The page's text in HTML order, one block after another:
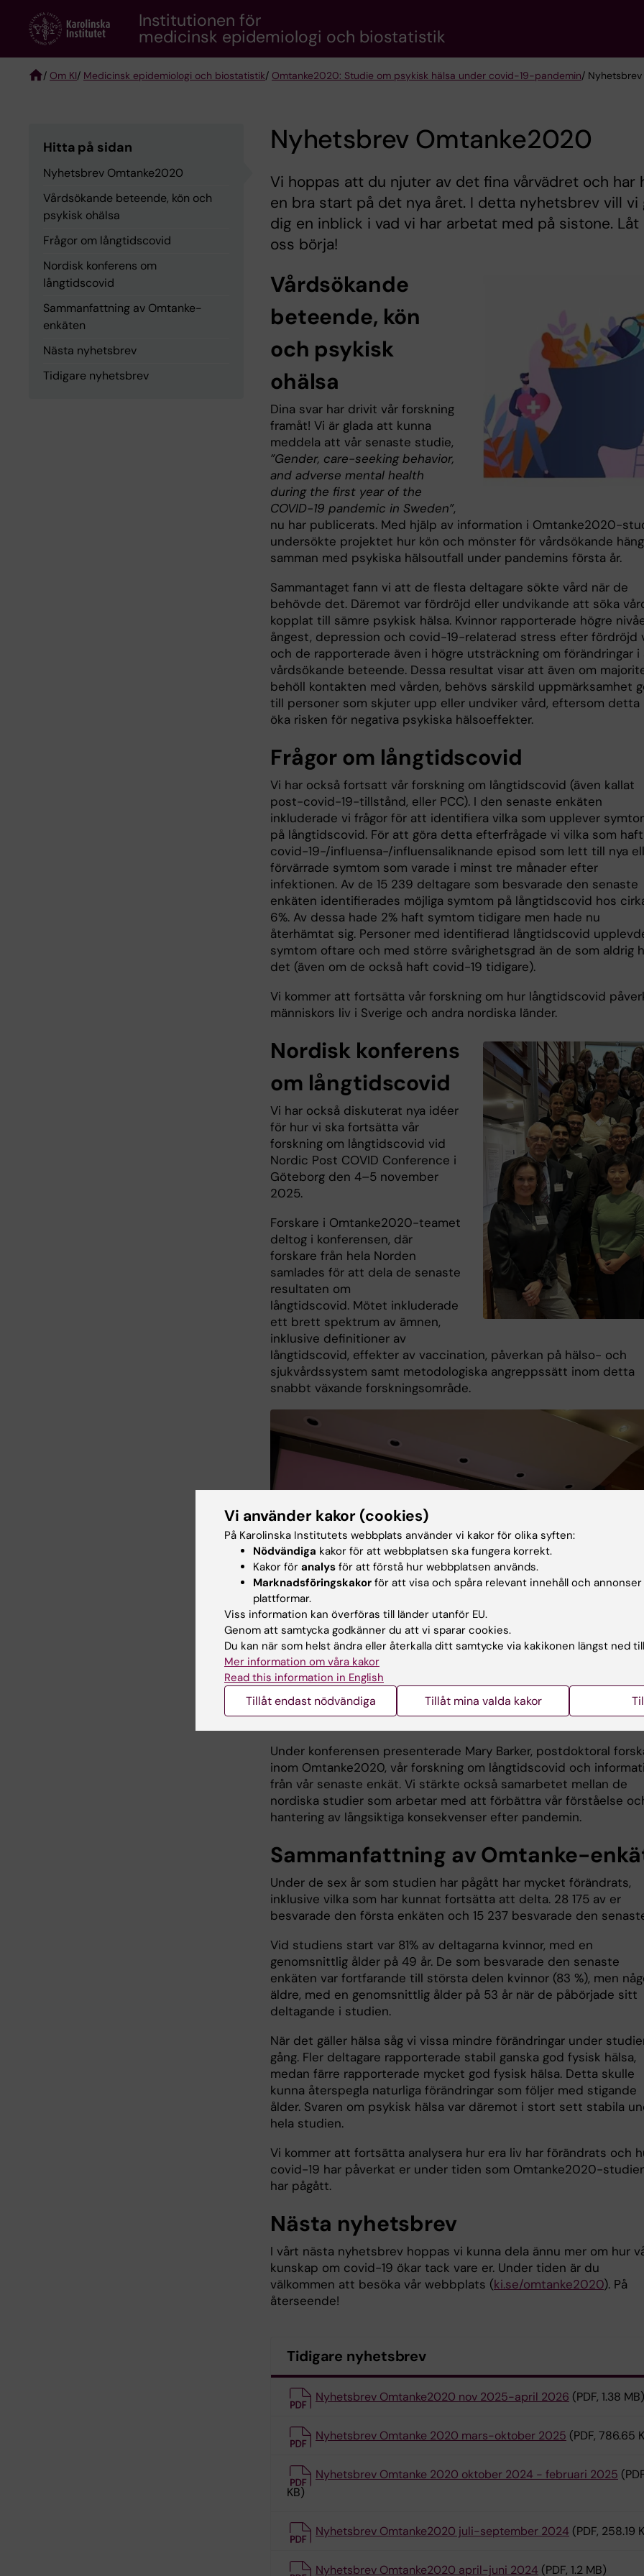
content
Institutionen för
medicinsk epidemiologi och biostatistik
/ Om KI/ Medicinsk epidemiologi och biostatistik/ Omtanke2020: Studie om psykisk hälsa under covid-19-pandemin/
Hitta på sidan
Nyhetsbrev Omtanke2020
Vårdsökande beteende, kön och
psykisk ohälsa
Frågor om långtidscovid
Nordisk konferens om
långtidscovid
Sammanfattning av Omtanke-
enkäten
Nästa nyhetsbrev
Tidigare nyhetsbrev
Nyhetsbrev Omtanke2020
Vi hoppas att du njuter av det fina vårvädret och har
en bra start på det nya året. I detta nyhetsbrev vill vi
dig en inblick i vad vi har arbetat med på sistone. Låt
oss börja!
Vårdsökande
beteende, kön
och psykisk
ohälsa
Dina svar har drivit vår forskning
framåt! Vi är glada att kunna
meddela att vår senaste studie,
”Gender, care-seeking behavior,
and adverse mental health
during the first year of the
COVID-19 pandemic in Sweden”,
nu har publicerats. Med hjälp av information i Omtanke2020-
undersökte projektet hur kön och mönster för vårdsökande
samman med psykiska hälsoutfall under pandemins första år.
Sammantaget fann vi att de flesta deltagare sökte vård när de
behövde det. Däremot var fördröjd eller undvikande att söka
kopplat till sämre psykisk hälsa. Kvinnor rapporterade högre
ångest, depression och covid-19-relaterad stress efter fördröjd
och de rapporterade även i högre utsträckning om förändringar
vårdsökande beteende. Dessa resultat visar att även om
behöll kontakten med vården, behövs särskild uppmärksamhet
till personer som skjuter upp eller undviker vård, eftersom detta
öka risken för negativa psykiska hälsoeffekter.
Frågor om långtidscovid
Vi har också fortsatt vår forskning om långtidscovid (även kallat
post-covid-19-tillstånd, eller PCC). I den senaste enkäten
inkluderade vi frågor för att identifiera vilka som upplever
på långtidscovid. För att göra detta efterfrågade vi vilka som
covid-19-/influensa-/influensaliknande episod som lett till nya
förvärrade symtom som varade i minst tre månader efter
infektionen. Av de 15 239 deltagare som besvarade den senaste
enkäten identifierades möjliga symtom på långtidscovid hos
6%. Av dessa hade 2% haft symtom tidigare men hade nu
återhämtat sig. Personer med identifierad långtidscovid
symtom oftare och med större svårighetsgrad än de som aldrig
det (även om de också haft covid-19 tidigare).
Vi kommer att fortsätta vår forskning om hur långtidscovid
människors liv i Sverige och andra nordiska länder.
Nordisk konferens
om långtidscovid
Vi har också diskuterat nya idéer
för hur vi ska fortsätta vår
forskning om långtidscovid vid
Nordic Post COVID Conference i
Göteborg den 4–5 november
2025.
Forskare i Omtanke2020-teamet
deltog i konferensen, där
forskare från hela Norden
samlades för att dela de senaste
resultaten om
långtidscovid. Mötet inkluderade
ett brett spektrum av ämnen,
inklusive definitioner av
långtidscovid, effekter av vaccination, påverkan på hälso- och
sjukvårdssystem samt metodologiska angreppssätt inom detta
snabbt växande forskningsområde.
Under konferensen presenterade Mary Barker, postdoktoral
inom Omtanke2020, vår forskning om långtidscovid och
från vår senaste enkät. Vi stärkte också samarbetet mellan de
nordiska studier som arbetar med att förbättra vår förståelse
hantering av långsiktiga konsekvenser efter pandemin.
Sammanfattning av Omtanke-
Under de sex år som studien har pågått har mycket förändrats,
inklusive vilka som har kunnat fortsätta att delta. 28 175 av er
besvarade den första enkäten och 15 237 besvarade den
Vid studiens start var 81% av deltagarna kvinnor, med en
genomsnittlig ålder på 49 år. De som besvarade den senaste
enkäten var fortfarande till största delen kvinnor (83 %), men
äldre, med en genomsnittlig ålder på 53 år när de påbörjade sitt
deltagande i studien.
När det gäller hälsa såg vi vissa mindre förändringar under
gång. Fler deltagare rapporterade stabil ganska god fysisk hälsa,
medan färre rapporterade mycket god fysisk hälsa. Detta skulle
kunna återspegla naturliga förändringar som följer med stigande
ålder. Svaren om psykisk hälsa var däremot i stort sett stabila
hela studien.
Vi kommer att fortsätta analysera hur era liv har förändrats och
covid-19 har påverkat er under tiden som Omtanke2020-
har pågått.
Nästa nyhetsbrev
I vårt nästa nyhetsbrev hoppas vi kunna dela ännu mer om hur
kunskap om covid-19 ökar tack vare er. Under tiden är du
välkommen att besöka vår webbplats (ki.se/omtanke2020). På
återseende!
Tidigare nyhetsbrev
Nyhetsbrev Omtanke2020 nov 2025-april 2026 (PDF, 1.38 MB)
Nyhetsbrev Omtanke 2020 mars-oktober 2025 (PDF, 786.65
Nyhetsbrev Omtanke 2020 oktober 2024 - februari 2025
KB)
Nyhetsbrev Omtanke2020 juli-september 2024 (PDF, 258.19
Nyhetsbrev Omtanke2020 april-juni 2024 (PDF, 1.2 MB)
Vi använder kakor (cookies)
På Karolinska Institutets webbplats använder vi kakor för olika syften:
Nödvändiga kakor för att webbplatsen ska fungera korrekt.
Kakor för analys för att förstå hur webbplatsen används.
Marknadsföringskakor för att visa och spåra relevant innehåll och
plattformar.
Viss information kan överföras till länder utanför EU.
Genom att samtycka godkänner du att vi sparar cookies.
Du kan när som helst ändra eller återkalla ditt samtycke via kakikonen längst ned
Mer information om våra kakor
Read this information in English
Tillåt endast nödvändiga Tillåt mina valda kakor